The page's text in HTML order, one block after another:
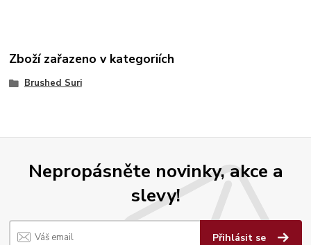
Zboží zařazeno v kategoriích
Brushed Suri
Nepropásněte novinky, akce a
slevy!
Přihlásit se